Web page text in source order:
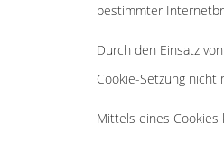
bestimmter
Durch den Einsatz
Cookie-Setzung nicht
Mittels eines